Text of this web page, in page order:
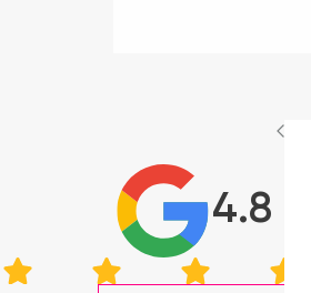
4.8